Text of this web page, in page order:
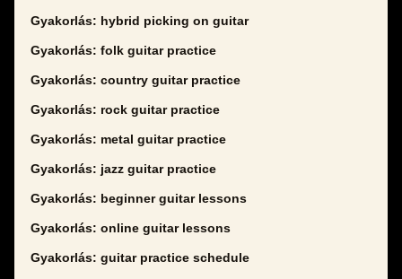
Gyakorlás: hybrid picking on guitar
Gyakorlás: folk guitar practice
Gyakorlás: country guitar practice
Gyakorlás: rock guitar practice
Gyakorlás: metal guitar practice
Gyakorlás: jazz guitar practice
Gyakorlás: beginner guitar lessons
Gyakorlás: online guitar lessons
Gyakorlás: guitar practice schedule